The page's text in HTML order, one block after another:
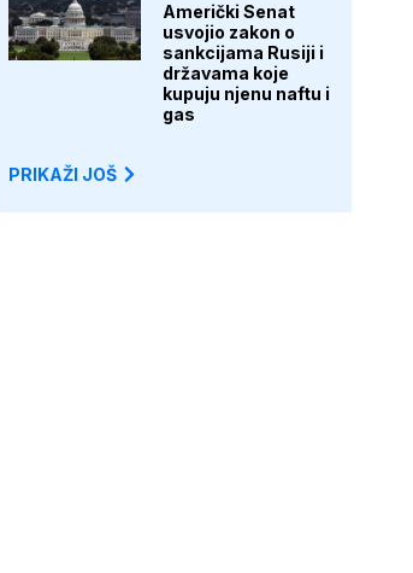
Američki Senat
usvojio zakon o
sankcijama Rusiji i
državama koje
kupuju njenu naftu i
gas
PRIKAŽI JOŠ